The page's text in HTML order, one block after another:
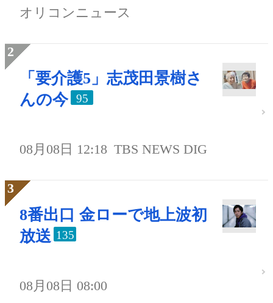
オリコンニュース
「要介護5」志茂田景樹さ
んの今
95
08月08日 12:18 TBS NEWS DIG
8番出口 金ローで地上波初
放送 135
08月08日 08:00